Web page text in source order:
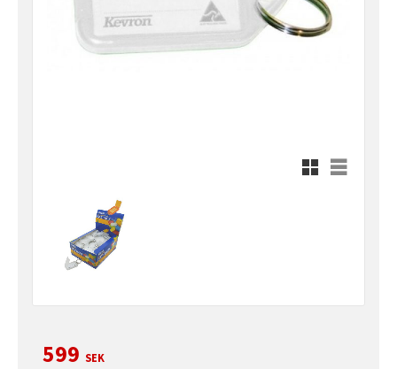
Rutnätsvy
Listvy
Nedsatt pris:
599 SEK